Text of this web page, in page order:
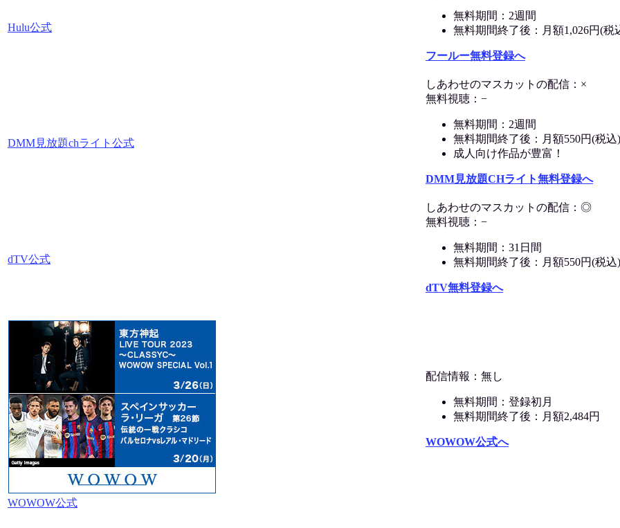
Hulu公式
無料期間：2週間
無料期間終了後：月額1,026円(税
フールー無料登録へ
DMM見放題chライト公式
しあわせのマスカットの配信：×
無料視聴：−
無料期間：2週間
無料期間終了後：月額550円(税込)
成人向け作品が豊富！
DMM見放題CHライト無料登録へ
dTV公式
しあわせのマスカットの配信：◎
無料視聴：−
無料期間：31日間
無料期間終了後：月額550円(税込)
dTV無料登録へ
WOWOW公式
配信情報：無し
無料期間：登録初月
無料期間終了後：月額2,484円
WOWOW公式へ